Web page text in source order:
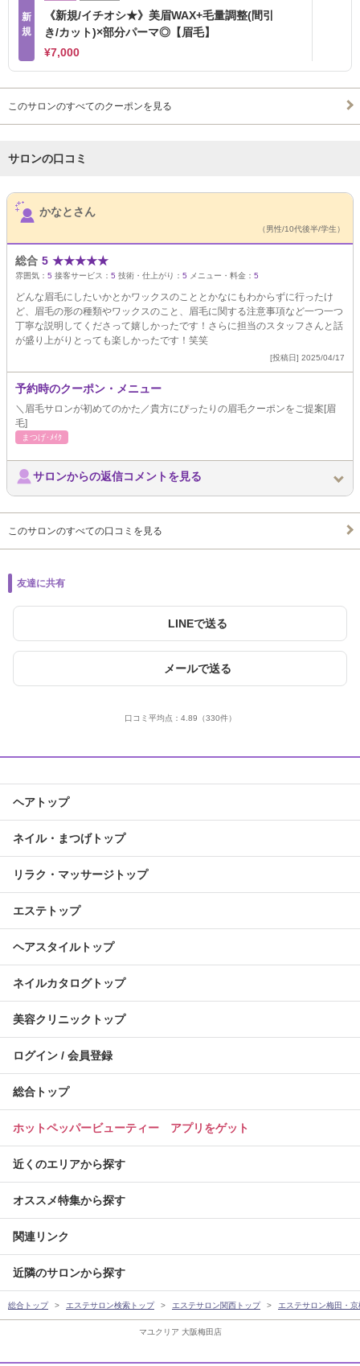
マユクリア 大阪梅田店
新
規
《新規/イチオシ★》美眉WAX+毛量調整(間引
き/カット)×部分パーマ◎【眉毛】
¥7,000
このサロンのすべてのクーポンを見る
サロンの口コミ
サロンPick Up
かなとさん
（男性/10代後半/学生）
総合 5 ★★★★★
雰囲気： 5 接客サービス： 5 技術・仕上がり： 5 メニュー・料金： 5
どんな眉毛にしたいかとかワックスのこととかなにもわからずに行ったけ
ど、眉毛の形の種類やワックスのこと、眉毛に関する注意事項など一つ一つ
丁寧な説明してくださって嬉しかったです！さらに担当のスタッフさんと話
が盛り上がりとっても楽しかったです！笑笑
[投稿日] 2025/04/17
予約時のクーポン・メニュー
＼眉毛サロンが初めてのかた／貴方にぴったりの眉毛クーポンをご提案[眉
毛]
まつげ･ﾒｲｸ
サロンからの返信コメントを見る
このサロンのすべての口コミを見る
友達に共有
LINEで送る
メールで送る
口コミ平均点： 4.89 （330件）
ヘアトップ
ネイル・まつげトップ
リラク・マッサージトップ
エステトップ
ヘアスタイルトップ
ネイルカタログトップ
美容クリニックトップ
ログイン / 会員登録
総合トップ
ホットペッパービューティー アプリをゲット
近くのエリアから探す
オススメ特集から探す
関連リンク
近隣のサロンから探す
総合トップ エステサロン検索トップ エステサロン関西トップ エステサロン梅田・